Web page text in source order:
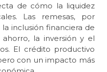
de cómo la liquidez
Las remesas, por
inclusión financiera de
la inversión y el
El crédito productivo
con un impacto más